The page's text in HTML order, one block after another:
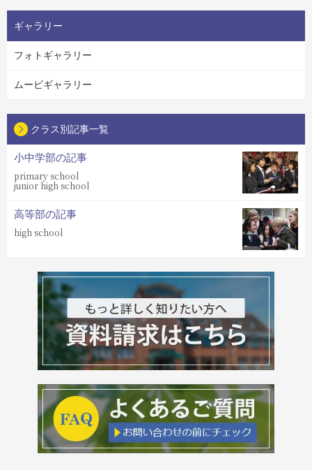
ギャラリー
フォトギャラリー
ムービギャラリー
クラス別記事一覧
小中学部の記事
primary school
junior high school
高等部の記事
high school